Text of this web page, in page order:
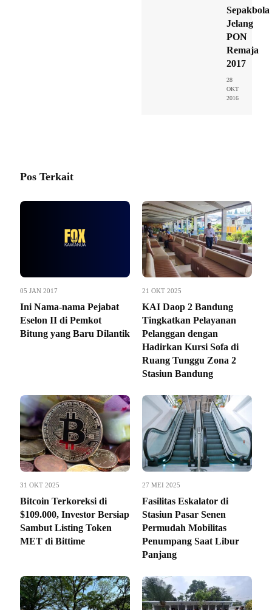
Sepakbola
Jelang
PON
Remaja
2017
28
OKT
2016
Pos Terkait
05 JAN 2017
Ini Nama-nama Pejabat
Eselon II di Pemkot
Bitung yang Baru Dilantik
21 OKT 2025
KAI Daop 2 Bandung
Tingkatkan Pelayanan
Pelanggan dengan
Hadirkan Kursi Sofa di
Ruang Tunggu Zona 2
Stasiun Bandung
31 OKT 2025
Bitcoin Terkoreksi di
$109.000, Investor Bersiap
Sambut Listing Token
MET di Bittime
27 MEI 2025
Fasilitas Eskalator di
Stasiun Pasar Senen
Permudah Mobilitas
Penumpang Saat Libur
Panjang